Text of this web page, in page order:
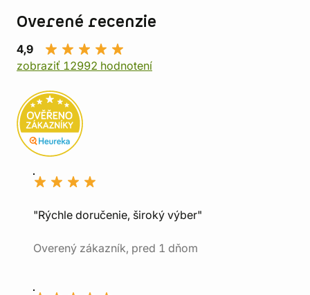
Overené recenzie
4,9
zobraziť 12992 hodnotení
"Rýchle doručenie, široký výber"
Overený zákazník, pred 1 dňom